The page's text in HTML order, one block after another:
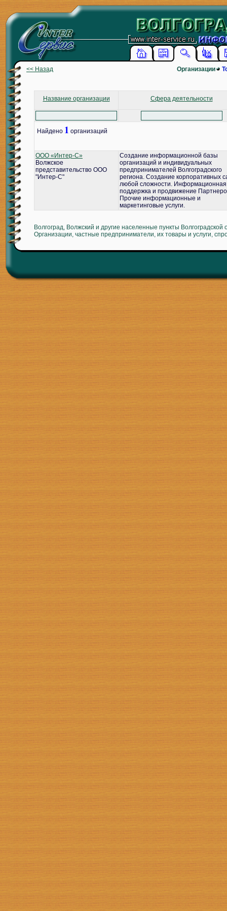
<< Назад Организации
Название организации Сфера деятельности
Найдено 1 организаций
ООО «Интер-С»
Волжское
представительство ООО
"Интер-С"
Создание информационной базы
организаций и индивидуальных
предпринимателей Волгоградского
региона. Создание корпоративных
любой сложности. Информационная
поддержка и продвижение
Прочие информационные и
маркетинговые услуги.
Волгоград, Волжский и другие населенные пункты Волгоградской
Организации, частные предприниматели, их товары и услуги,